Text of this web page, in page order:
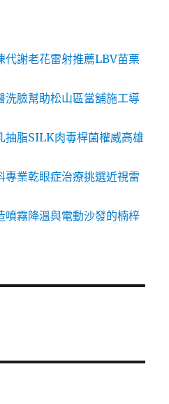
代謝老花雷射推薦LBV苗栗
洗臉幫助松山區當舖施工導
抽脂SILK肉毒桿菌權威高雄
專業乾眼症治療挑選近視雷
噴霧降溫與電動沙發的楠梓